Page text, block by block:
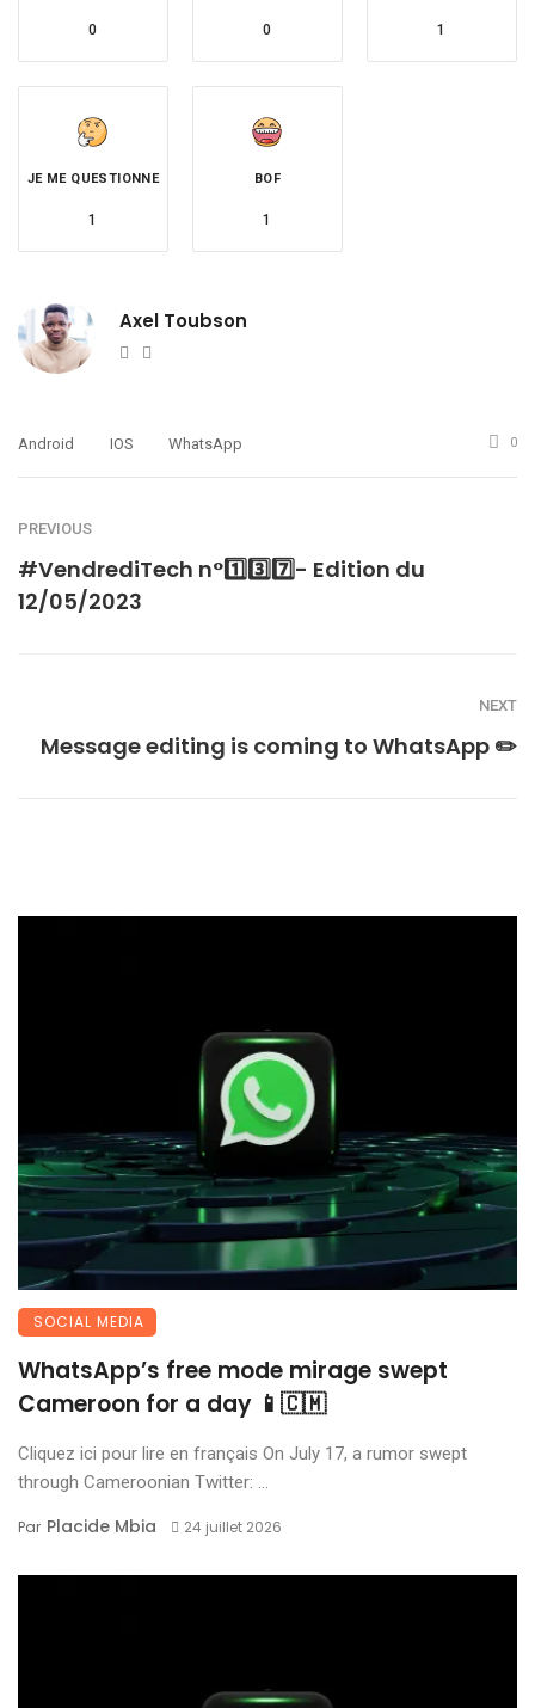
0 0 1
JE ME QUESTIONNE
1
BOF
1
Axel Toubson
Website
Android IOS WhatsApp 0
PREVIOUS
#VendrediTech n°1️⃣3️⃣7️⃣- Edition du
12/05/2023
NEXT
Message editing is coming to WhatsApp ✏️
SOCIAL MEDIA
WhatsApp’s free mode mirage swept
Cameroon for a day 📱🇨🇲
Cliquez ici pour lire en français On July 17, a rumor swept
through Cameroonian Twitter: ...
Par Placide Mbia 24 juillet 2026